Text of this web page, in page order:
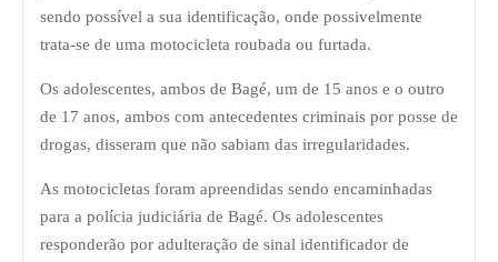
sendo possível a sua identificação, onde possivelmente
trata-se de uma motocicleta roubada ou furtada.
Os adolescentes, ambos de Bagé, um de 15 anos e o outro
de 17 anos, ambos com antecedentes criminais por posse de
drogas, disseram que não sabiam das irregularidades.
As motocicletas foram apreendidas sendo encaminhadas
para a polícia judiciária de Bagé. Os adolescentes
responderão por adulteração de sinal identificador de